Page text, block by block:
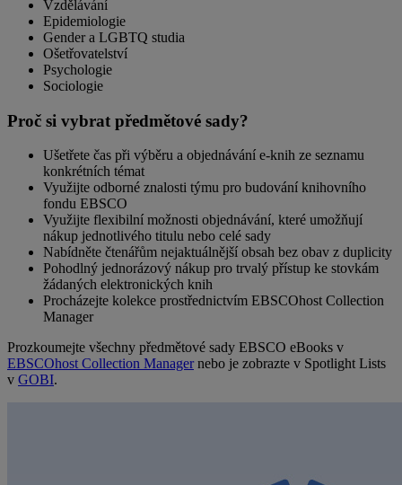
Vzdělávání
Epidemiologie
Gender a LGBTQ studia
Ošetřovatelství
Psychologie
Sociologie
Proč si vybrat předmětové sady?
Ušetřete čas při výběru a objednávání e-knih ze seznamu
konkrétních témat
Využijte odborné znalosti týmu pro budování knihovního
fondu EBSCO
Využijte flexibilní možnosti objednávání, které umožňují
nákup jednotlivého titulu nebo celé sady
Nabídněte čtenářům nejaktuálnější obsah bez obav z duplicity
Pohodlný jednorázový nákup pro trvalý přístup ke stovkám
žádaných elektronických knih
Procházejte kolekce prostřednictvím EBSCOhost Collection
Manager
Prozkoumejte všechny předmětové sady EBSCO eBooks v
EBSCOhost Collection Managernebo je zobrazte v Spotlight Lists
v GOBI.